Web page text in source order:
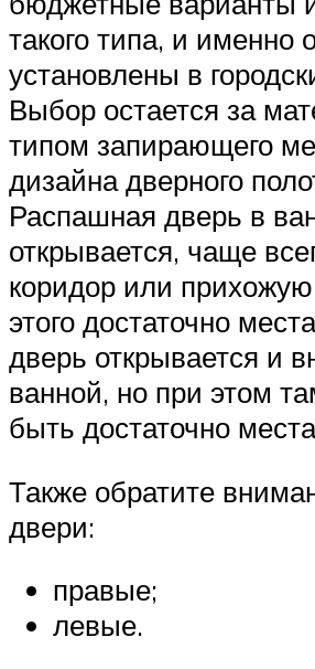
такого типа, и именно
установлены в
Выбор остается за
типом запирающего
дизайна дверного
Распашная дверь в
открывается, чаще
коридор или
этого достаточно
дверь открывается и
ванной, но при этом
быть достаточно
Также обратите
двери:
правые;
левые.